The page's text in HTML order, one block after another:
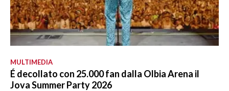
MULTIMEDIA
É decollato con 25.000 fan dalla Olbia Arena il
Jova Summer Party 2026